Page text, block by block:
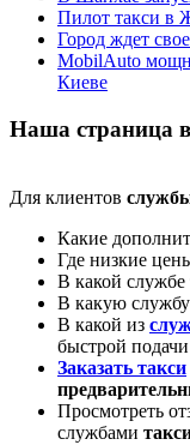
Пилот такси в
Город ждет
MobilAuto
Киеве
Наша страница
Для клиентов
Какие
Где низкие
В какой службе
В какую службу
В какой из
быстрой подачи
Заказать такси
Просмотреть
службами